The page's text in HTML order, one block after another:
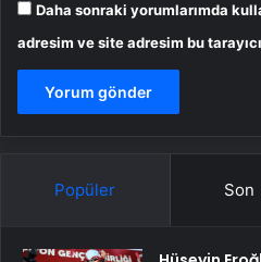
Daha sonraki yorumlarımda
adresim ve site adresim bu
Popüler Son